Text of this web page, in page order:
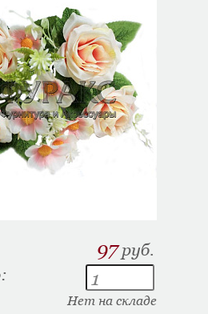
97руб.
Нет на складе